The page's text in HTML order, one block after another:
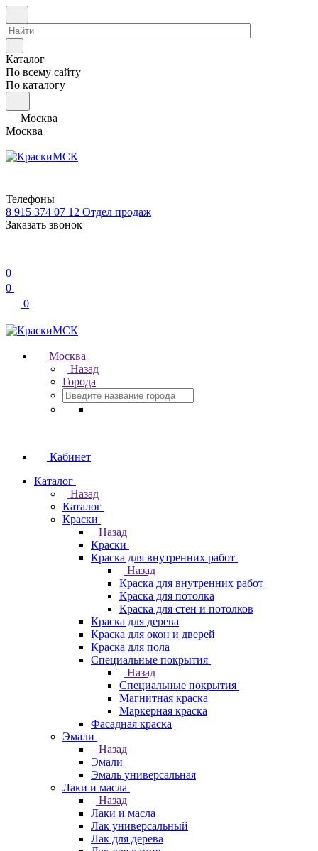
Каталог
По всему сайту
По каталогу
Москва
Москва
Телефоны
8 915 374 07 12 Отдел продаж
Заказать звонок
0
0
0
Москва
Назад
Города
Кабинет
Каталог
Назад
Каталог
Краски
Назад
Краски
Краска для внутренних работ
Назад
Краска для внутренних работ
Краска для потолка
Краска для стен и потолков
Краска для дерева
Краска для окон и дверей
Краска для пола
Специальные покрытия
Назад
Специальные покрытия
Магнитная краска
Маркерная краска
Фасадная краска
Эмали
Назад
Эмали
Эмаль универсальная
Лаки и масла
Назад
Лаки и масла
Лак универсальный
Лак для дерева